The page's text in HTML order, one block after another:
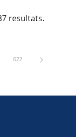
resultats.
per navegar.
intermèdies Utilitzeu
Pàgina
622